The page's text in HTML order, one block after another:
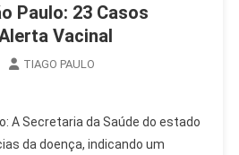
Paulo: 23 Casos
Vacinal
TIAGO PAULO
A Secretaria da Saúde do estado
da doença, indicando um